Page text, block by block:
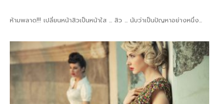
ห้ามพลาด!!! เปลี่ยนหน้าสิวเป็นหน้าใส ... สิว ... นับว่าเป็นปัญหาอย่างหนึ่ง...